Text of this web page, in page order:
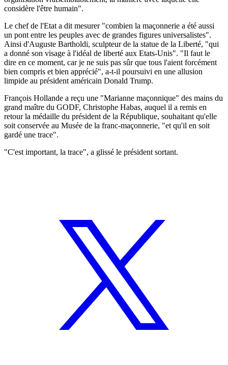
considère l'être humain".
Le chef de l'Etat a dit mesurer "combien la maçonnerie a été aussi
un pont entre les peuples avec de grandes figures universalistes".
Ainsi d'Auguste Bartholdi, sculpteur de la statue de la Liberté, "qui
a donné son visage à l'idéal de liberté aux Etats-Unis". "Il faut le
dire en ce moment, car je ne suis pas sûr que tous l'aient forcément
bien compris et bien apprécié", a-t-il poursuivi en une allusion
limpide au président américain Donald Trump.
François Hollande a reçu une "Marianne maçonnique" des mains du
grand maître du GODF, Christophe Habas, auquel il a remis en
retour la médaille du président de la République, souhaitant qu'elle
soit conservée au Musée de la franc-maçonnerie, "et qu'il en soit
gardé une trace".
"C'est important, la trace", a glissé le président sortant.